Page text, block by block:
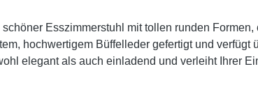
Esszimmerstuhl mit tollen runden
hochwertigem Büffelleder gefertigt und
elegant als auch einladend und verleiht Ihrer